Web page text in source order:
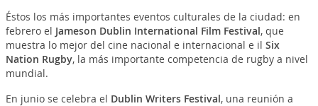
Éstos los más importantes eventos culturales de la ciudad: en
febrero el Jameson Dublin International Film Festival, que
muestra lo mejor del cine nacional e internacional e il Six
Nation Rugby, la más importante competencia de rugby a nivel
mundial.
En junio se celebra el Dublin Writers Festival, una reunión a